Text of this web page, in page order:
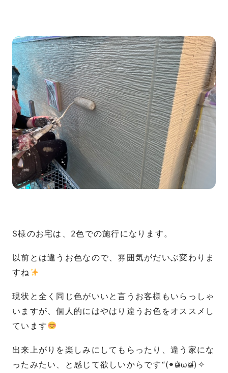
S様のお宅は、2色での施行になります。
以前とは違うお色なので、雰囲気がだいぶ変わりま
すね
現状と全く同じ色がいいと言うお客様もいらっしゃ
いますが、個人的にはやはり違うお色をオススメし
ています
出来上がりを楽しみにしてもらったり、違う家にな
ったみたい、と感じて欲しいからです“(⌯¤̴̶̷̀ω¤̴̶̷́)✧